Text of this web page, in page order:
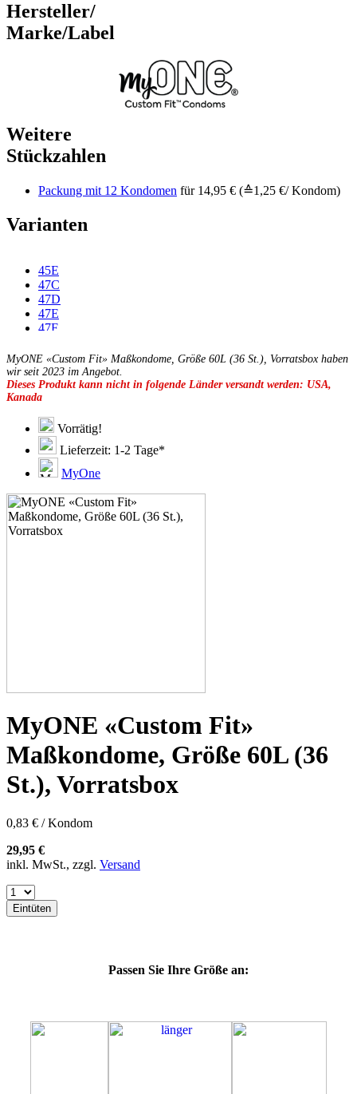
Hersteller/
Marke/Label
Weitere
Stückzahlen
Packung mit 12 Kondomen für 14,95 € (≙1,25 €/ Kondom)
Varianten
45E
47C
47D
47E
47F
49D
49E
49F
49G
51C
51D
51E
51F
51G
53C
53D
53E
57G
57H
57K
60E
60F
60G
60J
60K
64E
64F
64K
64L
69M
MyONE «Custom Fit» Maßkondome, Größe 60L (36 St.), Vorratsbox haben
wir seit 2023 im Angebot.
Dieses Produkt kann nicht in folgende Länder versandt werden: USA,
Kanada
Vorrätig!
Lieferzeit: 1-2 Tage*
MyOne
MyONE «Custom Fit»
Maßkondome, Größe 60L (36
St.), Vorratsbox
0,83 € / Kondom
29,95 €
inkl. MwSt., zzgl. Versand
Eintüten
Passen Sie Ihre Größe an: